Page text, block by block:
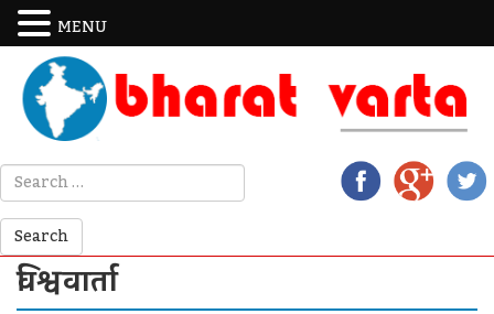
विश्ववार्ता
MENU